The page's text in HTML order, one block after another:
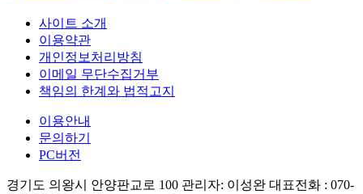
사이트 소개
이용약관
개인정보처리방침
이메일 무단수집거부
책임의 한계와 법적고지
이용안내
문의하기
PC버전
경기도 의왕시 안양판교로 100 관리자: 이성완 대표전화 : 070-